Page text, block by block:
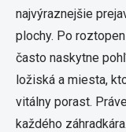
najvýraznejšie
plochy. Po
často naskytne
ložiská a miesta,
vitálny porast.
každého